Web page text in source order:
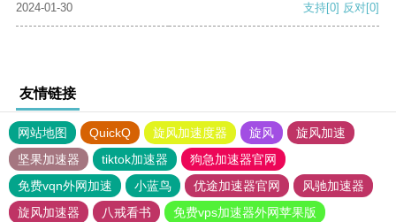
2024-01-30 支持[0] 反对[0]
友情链接
网站地图 QuickQ 旋风加速度器 旋风
旋风加速
坚果加速器
tiktok加速器
狗急加速器官网
免费vqn外网加速
小蓝鸟 优途加速器官网
风驰加速器
旋风加速器
八戒看书
免费vps加速器外网苹果版